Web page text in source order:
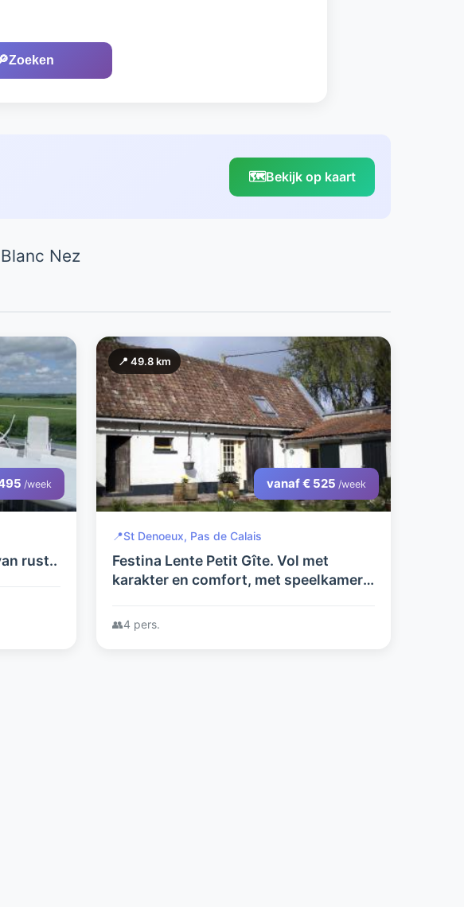
Zoeken
🗺️Bekijk op kaart
Nez
/week
rust..
📍 49.8 km
vanaf € 525 /week
📍St Denoeux, Pas de Calais
Festina Lente Petit Gîte. Vol met
karakter en comfort, met speelkamer,
👥4 pers.